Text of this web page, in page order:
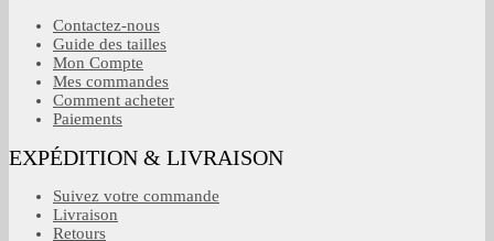
Contactez-nous
Guide des tailles
Mon Compte
Mes commandes
Comment acheter
Paiements
EXPÉDITION & LIVRAISON
Suivez votre commande
Livraison
Retours